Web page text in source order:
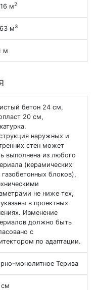
м2
м3
м
бетон 24 см,
20 см,
наружных и
стен может
выполнена из любого
(керамических
газобетонных блоков),
не ниже тех,
в проектных
Изменение
должно быть
с
по адаптации.
монолитное Терива
см